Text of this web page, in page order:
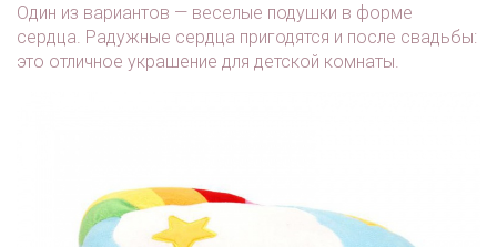
Один из вариантов — веселые подушки в форме
сердца. Радужные сердца пригодятся и после свадьбы:
это отличное украшение для детской комнаты.